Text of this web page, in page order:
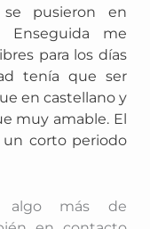
pusieron en
Enseguida me
para los días
tenía que ser
en castellano y
muy amable. El
corto periodo
algo más de